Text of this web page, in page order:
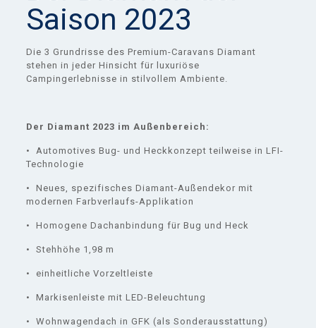
Saison 2023
Die 3 Grundrisse des Premium-Caravans Diamant
stehen in jeder Hinsicht für luxuriöse
Campingerlebnisse in stilvollem Ambiente.
Der Diamant 2023 im Außenbereich:
• Automotives Bug- und Heckkonzept teilweise in LFI-
Technologie
• Neues, spezifisches Diamant-Außendekor mit
modernen Farbverlaufs-Applikation
• Homogene Dachanbindung für Bug und Heck
• Stehhöhe 1,98 m
• einheitliche Vorzeltleiste
• Markisenleiste mit LED-Beleuchtung
• Wohnwagendach in GFK (als Sonderausstattung)